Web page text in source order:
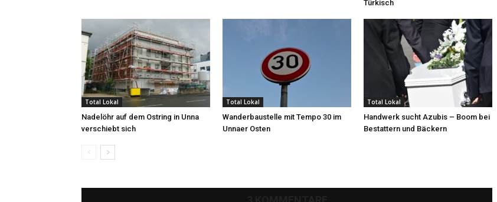
Türkisch
Total Lokal
Nadelöhr auf dem Ostring in Unna
verschiebt sich
Total Lokal
Wanderbaustelle mit Tempo 30 im
Unnaer Osten
Total Lokal
Handwerk sucht Azubis – Boom bei
Bestattern und Bäckern